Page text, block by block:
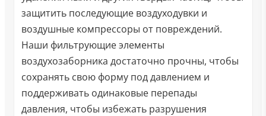
защитить последующие воздуходувки и
воздушные компрессоры от повреждений.
Наши фильтрующие элементы
воздухозаборника достаточно прочны, чтобы
сохранять свою форму под давлением и
поддерживать одинаковые перепады
давления, чтобы избежать разрушения